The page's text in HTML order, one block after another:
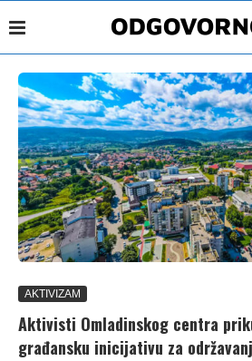
AKTIVIZAM
Aktivisti Omladinskog centra
građansku inicijativu za